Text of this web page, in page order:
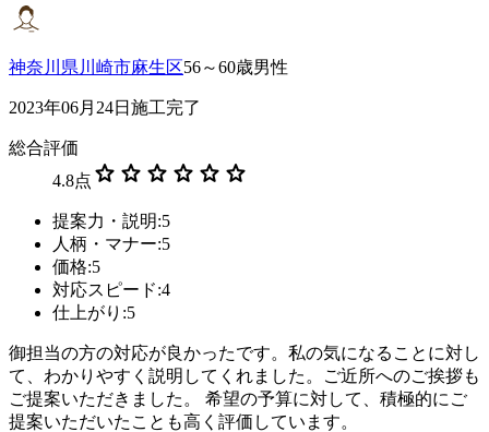
神奈川県川崎市麻生区56～60歳男性
2023年06月24日施工完了
総合評価
4.8点 star star star star star star
提案力・説明:5
人柄・マナー:5
価格:5
対応スピード:4
仕上がり:5
御担当の方の対応が良かったです。私の気になることに対し
て、わかりやすく説明してくれました。ご近所へのご挨拶も
ご提案いただきました。 希望の予算に対して、積極的にご
提案いただいたことも高く評価しています。